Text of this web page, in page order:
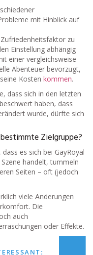
mit Hinblick auf
zu
Einstellung abhängig
einer vergleichsweise
Abenteuer bevorzugt,
Kosten kommen.
dass sich in den letzten
haben, dass
wurde, dürfte sich
Zielgruppe?
es sich bei GayRoyal
handelt, tummeln
Seiten – oft (jedoch
viele Änderungen
Die
auch
oder Effekte.